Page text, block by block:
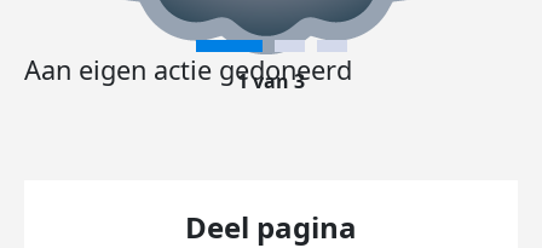
Aan eigen actie gedoneerd
1 van 3
Deel pagina